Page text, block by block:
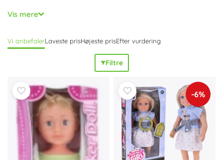
Til kram anbefales modeller med
elskerevinyldukker
dukker–dukker med lydeogdukker med lys
sociale færdigheder, empati og realistisk pleje af
dukker med tilbehør
for endnu mere autentisk leg. Vælg
modellerfra 3 år,fra 4 årog fra 5 år– fra populære
hverdagsselskabere tilsamlerdukkerfor passionerede
entusiaster.
Vis mere
Vi anbefalerLaveste prisHøjeste prisEfter vurdering
Filtre
-6%